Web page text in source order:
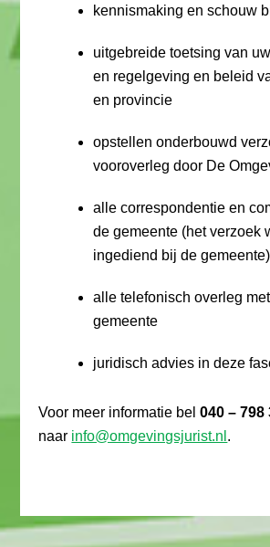
kennismaking en schouw
uitgebreide toetsing van
en regelgeving en beleid
en provincie
opstellen onderbouwd
vooroverleg door De
alle correspondentie en
de gemeente (het verzoek
ingediend bij de gemeente)
alle telefonisch overleg
gemeente
juridisch advies in deze
Voor meer informatie bel040 – 798
naar info@omgevingsjurist.nl .